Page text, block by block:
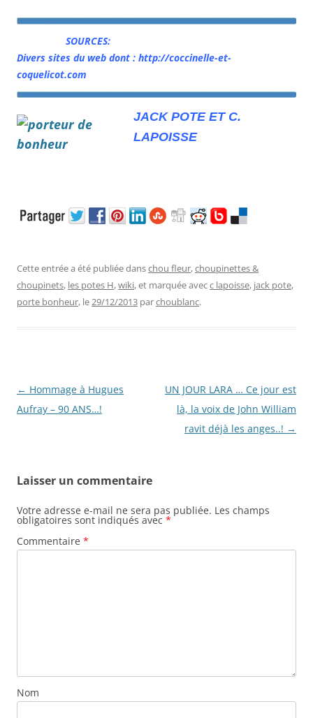
SOURCES:
Divers sites du web dont : http://coccinelle-et-
coquelicot.com
JACK POTE ET C.
LAPOISSE
Cette entrée a été publiée danschou fleur,choupinettes &
choupinets, les potes H,wiki, et marquée avecc lapoisse, jack pote,
porte bonheur, le29/12/2013 parchoublanc.
Navigation
des
← Hommage à Hugues
Aufray – 90 ANS…!
UN JOUR LARA … Ce jour est
là, la voix de John William
ravit déjà les anges..! →
Laisser un commentaire
Votre adresse e-mail ne sera pas publiée. Les champs
obligatoires sont indiqués avec *
Commentaire *
Nom